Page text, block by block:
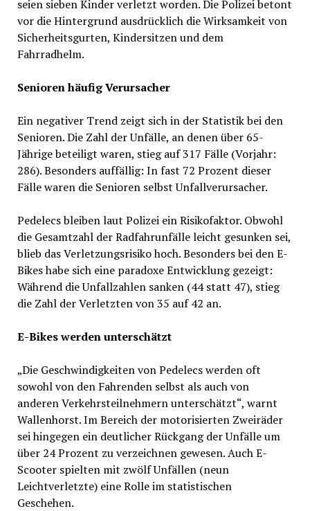
seien sieben Kinder verletzt worden. Die Polizei betont
vor die Hintergrund ausdrücklich die Wirksamkeit von
Sicherheitsgurten, Kindersitzen und dem
Fahrradhelm.
Senioren häufig Verursacher
Ein negativer Trend zeigt sich in der Statistik bei den
Senioren. Die Zahl der Unfälle, an denen über 65-
Jährige beteiligt waren, stieg auf 317 Fälle (Vorjahr:
286). Besonders auffällig: In fast 72 Prozent dieser
Fälle waren die Senioren selbst Unfallverursacher.
Pedelecs bleiben laut Polizei ein Risikofaktor. Obwohl
die Gesamtzahl der Radfahrunfälle leicht gesunken sei,
blieb das Verletzungsrisiko hoch. Besonders bei den E-
Bikes habe sich eine paradoxe Entwicklung gezeigt:
Während die Unfallzahlen sanken (44 statt 47), stieg
die Zahl der Verletzten von 35 auf 42 an.
E-Bikes werden unterschätzt
„Die Geschwindigkeiten von Pedelecs werden oft
sowohl von den Fahrenden selbst als auch von
anderen Verkehrsteilnehmern unterschätzt“, warnt
Wallenhorst. Im Bereich der motorisierten Zweiräder
sei hingegen ein deutlicher Rückgang der Unfälle um
über 24 Prozent zu verzeichnen gewesen. Auch E-
Scooter spielten mit zwölf Unfällen (neun
Leichtverletzte) eine Rolle im statistischen
Geschehen.